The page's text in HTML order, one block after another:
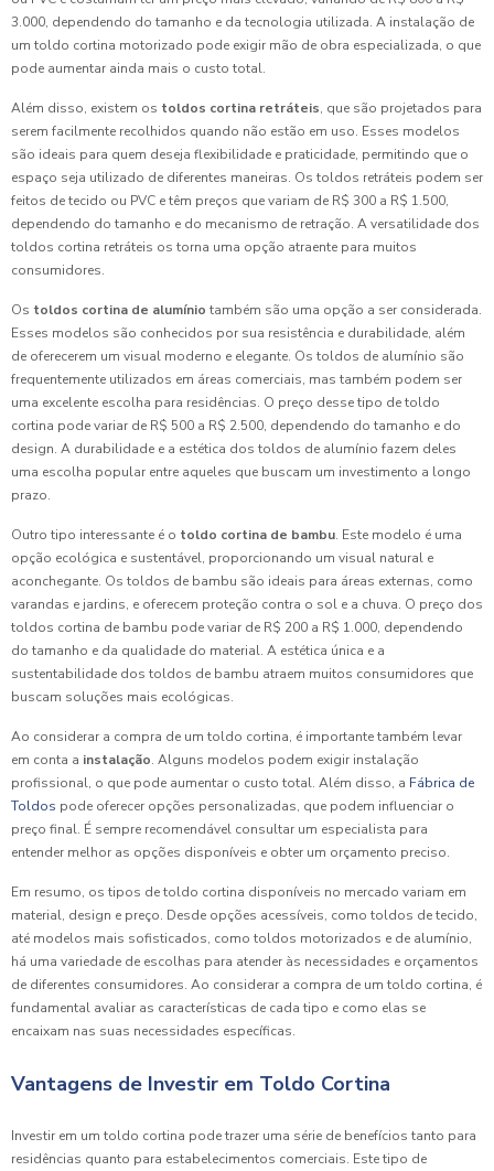
3.000, dependendo do tamanho e da tecnologia utilizada. A instalação de
um toldo cortina motorizado pode exigir mão de obra especializada, o que
pode aumentar ainda mais o custo total.
Além disso, existem os toldos cortina retráteis, que são projetados para
serem facilmente recolhidos quando não estão em uso. Esses modelos
são ideais para quem deseja flexibilidade e praticidade, permitindo que o
espaço seja utilizado de diferentes maneiras. Os toldos retráteis podem ser
feitos de tecido ou PVC e têm preços que variam de R$ 300 a R$ 1.500,
dependendo do tamanho e do mecanismo de retração. A versatilidade dos
toldos cortina retráteis os torna uma opção atraente para muitos
consumidores.
Os toldos cortina de alumínio também são uma opção a ser considerada.
Esses modelos são conhecidos por sua resistência e durabilidade, além
de oferecerem um visual moderno e elegante. Os toldos de alumínio são
frequentemente utilizados em áreas comerciais, mas também podem ser
uma excelente escolha para residências. O preço desse tipo de toldo
cortina pode variar de R$ 500 a R$ 2.500, dependendo do tamanho e do
design. A durabilidade e a estética dos toldos de alumínio fazem deles
uma escolha popular entre aqueles que buscam um investimento a longo
prazo.
Outro tipo interessante é o toldo cortina de bambu. Este modelo é uma
opção ecológica e sustentável, proporcionando um visual natural e
aconchegante. Os toldos de bambu são ideais para áreas externas, como
varandas e jardins, e oferecem proteção contra o sol e a chuva. O preço dos
toldos cortina de bambu pode variar de R$ 200 a R$ 1.000, dependendo
do tamanho e da qualidade do material. A estética única e a
sustentabilidade dos toldos de bambu atraem muitos consumidores que
buscam soluções mais ecológicas.
Ao considerar a compra de um toldo cortina, é importante também levar
em conta a instalação. Alguns modelos podem exigir instalação
profissional, o que pode aumentar o custo total. Além disso, a Fábrica de
Toldos pode oferecer opções personalizadas, que podem influenciar o
preço final. É sempre recomendável consultar um especialista para
entender melhor as opções disponíveis e obter um orçamento preciso.
Em resumo, os tipos de toldo cortina disponíveis no mercado variam em
material, design e preço. Desde opções acessíveis, como toldos de tecido,
até modelos mais sofisticados, como toldos motorizados e de alumínio,
há uma variedade de escolhas para atender às necessidades e orçamentos
de diferentes consumidores. Ao considerar a compra de um toldo cortina, é
fundamental avaliar as características de cada tipo e como elas se
encaixam nas suas necessidades específicas.
Vantagens de Investir em Toldo Cortina
Investir em um toldo cortina pode trazer uma série de benefícios tanto para
residências quanto para estabelecimentos comerciais. Este tipo de